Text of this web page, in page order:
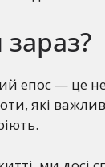
епос — це
які